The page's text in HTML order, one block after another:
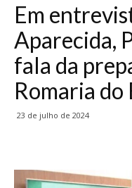
Em
Aparecida,
fala da
Romaria do
23 de julho de 2024